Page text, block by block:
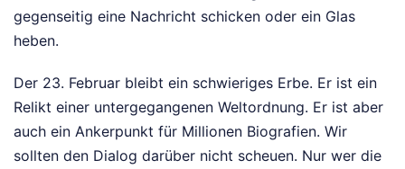
gegenseitig eine Nachricht schicken oder ein Glas
heben.
Der 23. Februar bleibt ein schwieriges Erbe. Er ist ein
Relikt einer untergegangenen Weltordnung. Er ist aber
auch ein Ankerpunkt für Millionen Biografien. Wir
sollten den Dialog darüber nicht scheuen. Nur wer die